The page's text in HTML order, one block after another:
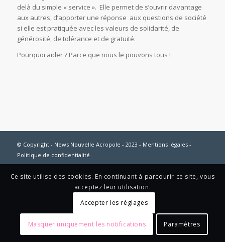
delà du simple « service ». Elle permet de s’ouvrir davantage
aux autres, d’apporter une réponse aux questions de société
si elle est pratiquée avec les valeurs de solidarité, de
générosité, de tolérance et de gratuité.
Pourquoi aider ? Parce que nous le pouvons tous !
© Copyright - News Nouvelle Acropole - 2023 - Mentions légales -
Politique de confidentialité
Ce site utilise des cookies. En continuant à parcourir ce site, vous
acceptez leur utilisation.
Accepter les réglages
Masquer uniquement les notifications Paramètres